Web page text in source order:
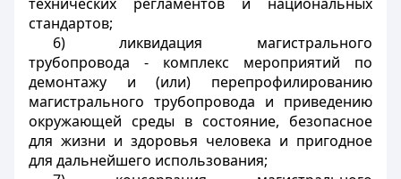
стандартов;
6) ликвидация магистрального
трубопровода - комплекс мероприятий по
демонтажу и (или) перепрофилированию
магистрального трубопровода и приведению
окружающей среды в состояние, безопасное
для жизни и здоровья человека и пригодное
для дальнейшего использования;